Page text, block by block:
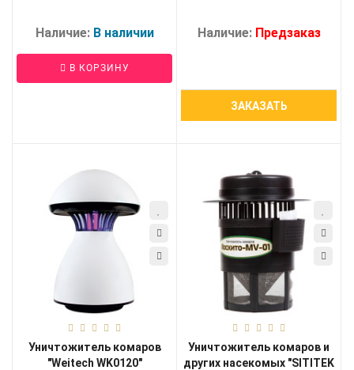
Наличие: В наличии
В КОРЗИНУ
Наличие: Предзаказ
ЗАКАЗАТЬ
Уничтожитель комаров
"Weitech WK0120"
Уничтожитель комаров и
других насекомых "SITITEK